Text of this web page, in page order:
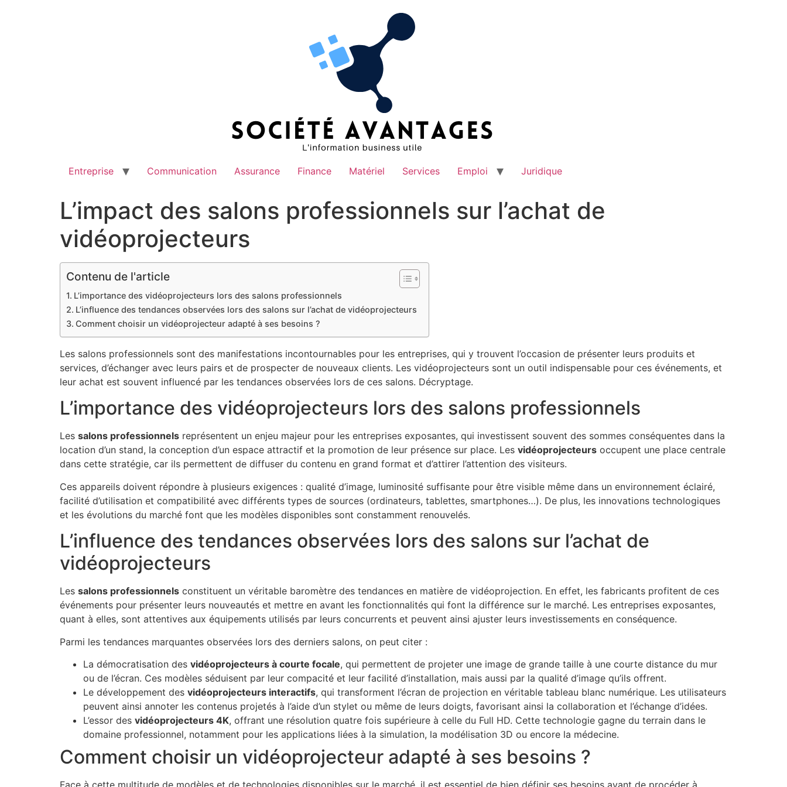
Entreprise Communication Assurance Finance Matériel Services Emploi Juridique
L’impact des salons professionnels sur l’achat de
vidéoprojecteurs
Contenu de l'article
L’importance des vidéoprojecteurs lors des salons professionnels
L’influence des tendances observées lors des salons sur l’achat de vidéoprojecteurs
Comment choisir un vidéoprojecteur adapté à ses besoins ?
Les salons professionnels sont des manifestations incontournables pour les entreprises, qui y trouvent l’occasion de présenter leurs produits et
services, d’échanger avec leurs pairs et de prospecter de nouveaux clients. Les vidéoprojecteurs sont un outil indispensable pour ces événements, et
leur achat est souvent influencé par les tendances observées lors de ces salons. Décryptage.
L’importance des vidéoprojecteurs lors des salons professionnels
Les salons professionnels représentent un enjeu majeur pour les entreprises exposantes, qui investissent souvent des sommes conséquentes dans la
location d’un stand, la conception d’un espace attractif et la promotion de leur présence sur place. Les vidéoprojecteurs occupent une place centrale
dans cette stratégie, car ils permettent de diffuser du contenu en grand format et d’attirer l’attention des visiteurs.
Ces appareils doivent répondre à plusieurs exigences : qualité d’image, luminosité suffisante pour être visible même dans un environnement éclairé,
facilité d’utilisation et compatibilité avec différents types de sources (ordinateurs, tablettes, smartphones…). De plus, les innovations technologiques
et les évolutions du marché font que les modèles disponibles sont constamment renouvelés.
L’influence des tendances observées lors des salons sur l’achat de
vidéoprojecteurs
Les salons professionnels constituent un véritable baromètre des tendances en matière de vidéoprojection. En effet, les fabricants profitent de ces
événements pour présenter leurs nouveautés et mettre en avant les fonctionnalités qui font la différence sur le marché. Les entreprises exposantes,
quant à elles, sont attentives aux équipements utilisés par leurs concurrents et peuvent ainsi ajuster leurs investissements en conséquence.
Parmi les tendances marquantes observées lors des derniers salons, on peut citer :
La démocratisation des vidéoprojecteurs à courte focale, qui permettent de projeter une image de grande taille à une courte distance du mur
ou de l’écran. Ces modèles séduisent par leur compacité et leur facilité d’installation, mais aussi par la qualité d’image qu’ils offrent.
Le développement des vidéoprojecteurs interactifs, qui transforment l’écran de projection en véritable tableau blanc numérique. Les utilisateurs
peuvent ainsi annoter les contenus projetés à l’aide d’un stylet ou même de leurs doigts, favorisant ainsi la collaboration et l’échange d’idées.
L’essor des vidéoprojecteurs 4K, offrant une résolution quatre fois supérieure à celle du Full HD. Cette technologie gagne du terrain dans le
domaine professionnel, notamment pour les applications liées à la simulation, la modélisation 3D ou encore la médecine.
Comment choisir un vidéoprojecteur adapté à ses besoins ?
Face à cette multitude de modèles et de technologies disponibles sur le marché, il est essentiel de bien définir ses besoins avant de procéder à